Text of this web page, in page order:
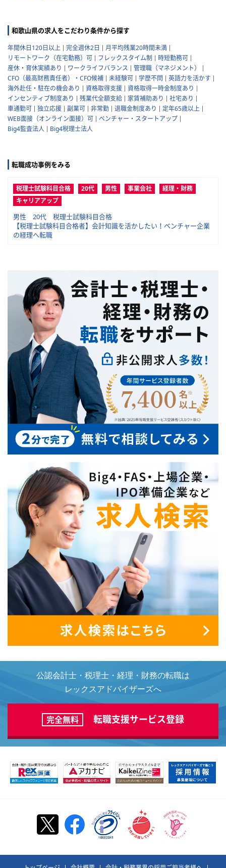
和歌山県の求人をこだわり条件から探す
年間休日120日以上 完全週休2日
月平均残業20時間未満
リモートワーク（在宅勤務）可
フレックスタイム制
時短勤務可
産休・育休実績あり
ワークライフバランス
管理職（マネジメント）
CFO（最高財務責任者）・CFO候補
未経験可 学歴不問
英語力を活かす
海外赴任・駐在の機会あり
資格取得支援
資格取得一時金制度あり
インセンティブ制度あり
残業代全額支給 家賃補助あり
社宅あり
車通勤可
独立応援 副業可 非常勤 退職金制度あり
定年65歳以上
WEB面接（オンライン面接）可
ベンチャー・スタートアップ
Big4監査法人
Big4税理士法人
転職成功事例をみる
税理士試験科目合格 20代 男性 事業会社
経理・財務
キャリアアップ
男性 20代 税理士試験科目合格
【税理士試験科目合格者】会計知識を活かしたい！ベンチャー企業
の経理へ転職
公認会計士・税理士・経理・財務の転職は
レックスアドバイザーズへ
完全無料 転職支援サービス登録